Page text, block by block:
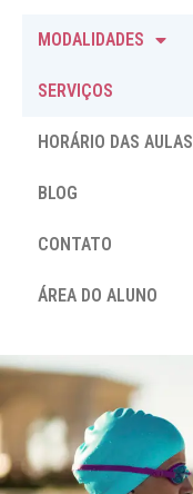
MODALIDADES
SERVIÇOS
HORÁRIO DAS AULAS
BLOG
CONTATO
ÁREA DO ALUNO